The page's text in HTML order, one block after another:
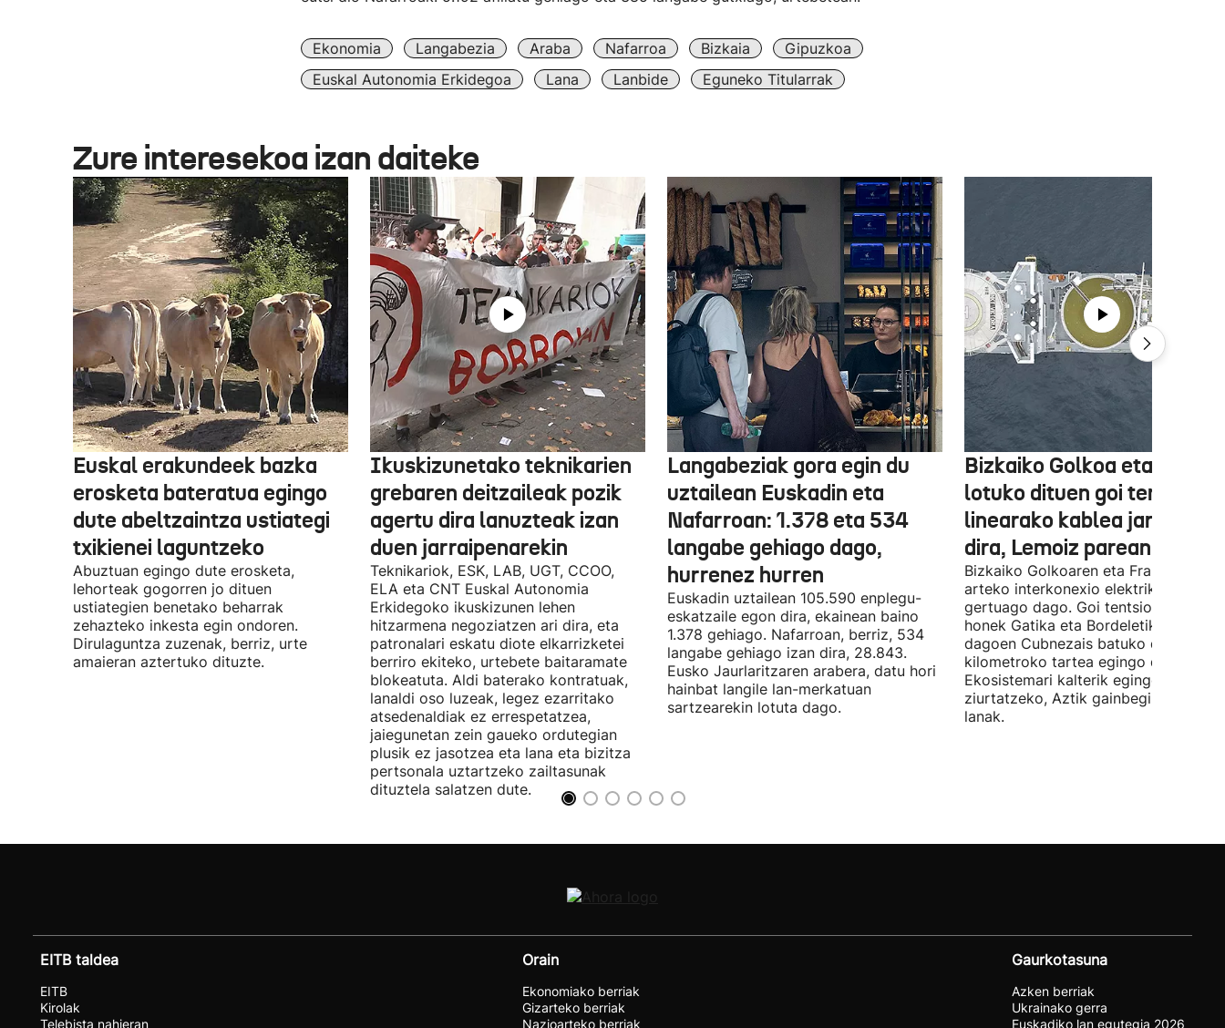
Ekonomia Langabezia Araba Nafarroa Bizkaia
Gipuzkoa
Euskal Autonomia Erkidegoa
Lana Lanbide Eguneko Titularrak
Zure interesekoa izan daiteke
Euskal erakundeek bazka
erosketa bateratua egingo
dute abeltzaintza ustiategi
txikienei laguntzeko
Abuztuan egingo dute erosketa,
lehorteak gogorren jo dituen
ustiategien benetako beharrak
zehazteko inkesta egin ondoren.
Dirulaguntza zuzenak, berriz, urte
amaieran aztertuko dituzte.
Ikuskizunetako teknikarien
grebaren deitzaileak pozik
agertu dira lanuzteak izan
duen jarraipenarekin
Teknikariok, ESK, LAB, UGT, CCOO,
ELA eta CNT Euskal Autonomia
Erkidegoko ikuskizunen lehen
hitzarmena negoziatzen ari dira, eta
patronalari eskatu diote elkarrizketei
berriro ekiteko, urtebete baitaramate
blokeatuta. Aldi baterako kontratuak,
lanaldi oso luzeak, legez ezarritako
atsedenaldiak ez errespetatzea,
jaiegunetan zein gaueko ordutegian
plusik ez jasotzea eta lana eta bizitza
pertsonala uztartzeko zailtasunak
dituztela salatzen dute.
Langabeziak gora egin du
uztailean Euskadin eta
Nafarroan: 1.378 eta 534
langabe gehiago dago,
hurrenez hurren
Euskadin uztailean 105.590 enplegu-
eskatzaile egon dira, ekainean baino
1.378 gehiago. Nafarroan, berriz, 534
langabe gehiago izan dira, 28.843.
Eusko Jaurlaritzaren arabera, datu hori
hainbat langile lan-merkatuan
sartzearekin lotuta dago.
Bizkaiko Golkoa eta
lotuko dituen goi tentsioko
linearako kablea jartzen
dira, Lemoiz parean
Bizkaiko Golkoaren eta Frantziaren
arteko interkonexio elektrikoa
gertuago dago. Goi tentsioko linea
honek Gatika eta Bordeletik gertu
dagoen Cubnezais batuko ditu eta
kilometroko tartea egingo du ur
Ekosistemari kalterik egingo ez
ziurtatzeko, Aztik gainbegiratuko
lanak.
EITB taldea
EITB
Kirolak
Telebista nahieran
Orain
Ekonomiako berriak
Gizarteko berriak
Nazioarteko berriak
Gaurkotasuna
Azken berriak
Ukrainako gerra
Euskadiko lan egutegia 2026